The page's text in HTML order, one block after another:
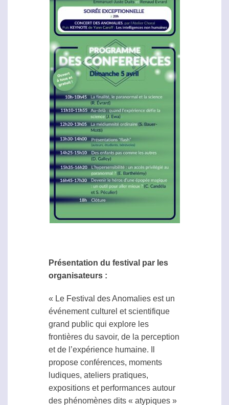
Présentation du festival par les
organisateurs :
« Le Festival des Anomalies est un
événement culturel et scientifique
grand public qui explore les
frontières du savoir, de la perception
et de l’expérience humaine. Il
propose conférences, moments
ludiques, ateliers pratiques,
expositions et performances autour
des phénomènes dits « atypiques »